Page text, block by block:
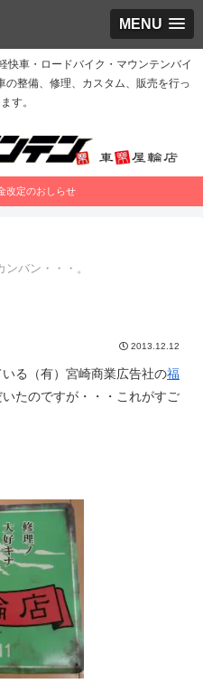
MENU
車・ロードバイク・マウンテンバイ
の整備、修理、カスタム、販売を行っ
す。
改定のおしらせ
ンバン・・・。
2013.12.12
る（有）宮崎商業広告社の福
たのですが・・・これがすご